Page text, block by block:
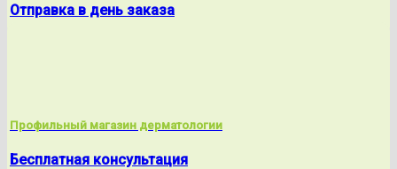
Отправка в день заказа
Профильный магазин дерматологии
Бесплатная консультация